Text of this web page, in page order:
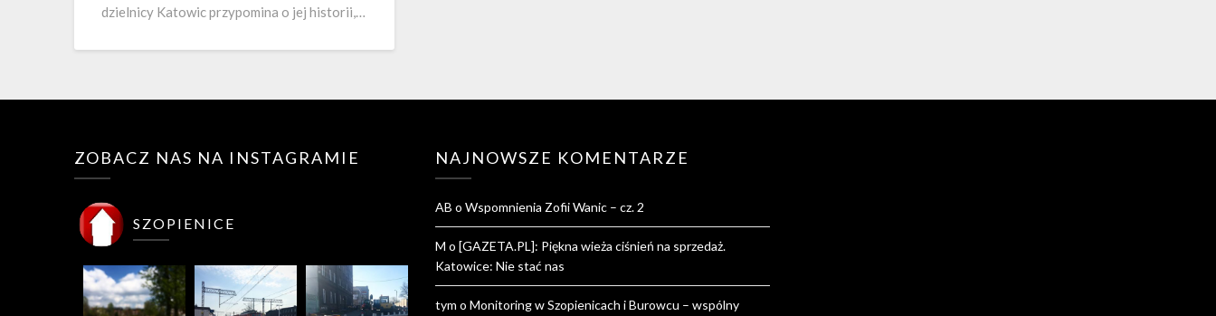
dzielnicy Katowic przypomina o jej historii,…
ZOBACZ NAS NA INSTAGRAMIE
SZOPIENICE
NAJNOWSZE KOMENTARZE
AB oWspomnienia Zofii Wanic – cz. 2
M o[GAZETA.PL]: Piękna wieża ciśnień na sprzedaż.
Katowice: Nie stać nas
tym oMonitoring w Szopienicach i Burowcu – wspólny